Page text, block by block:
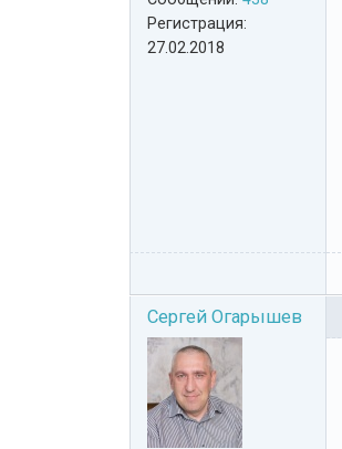
Регистрация:
27.02.2018
Сергей Огарышев